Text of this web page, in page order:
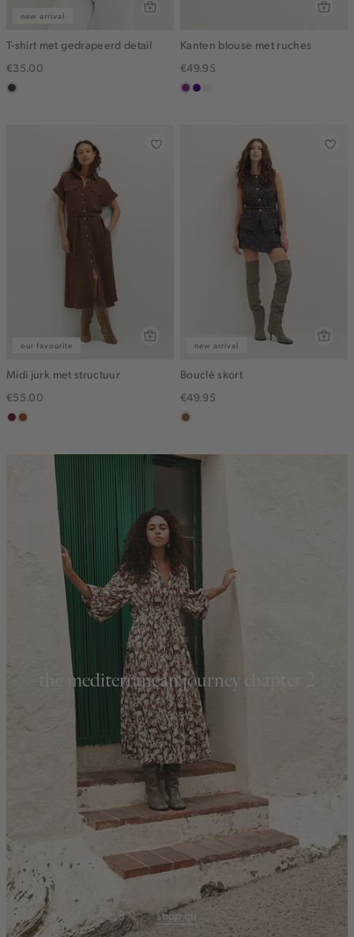
new arrival
T-shirt met gedrapeerd detail
€35.00
choco
Kanten blouse met ruches
€49.95
middenpaars
indigo
our favourite
Midi jurk met structuur
€55.00
bordeaux
bruin
new arrival
Bouclé skort
€49.95
deepmocca
the mediterranean journey chapter 2
shop nu